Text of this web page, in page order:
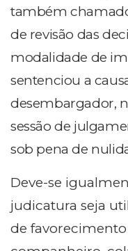
também
de revisão das
modalidade de
sentenciou a
desembargador,
sessão de
sob pena de
Deve-se
judicatura seja
de